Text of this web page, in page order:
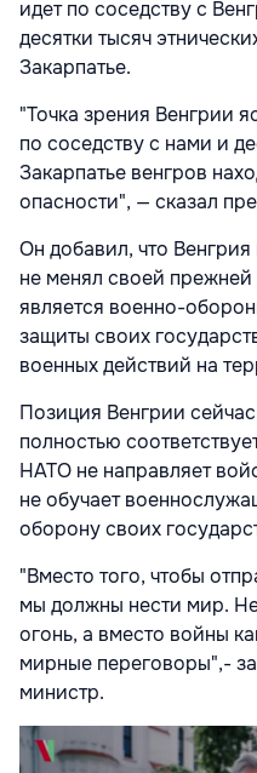
идет по соседству с
десятки тысяч
Закарпатье.
"Точка зрения Венгрии
по соседству с нами и
Закарпатье венгров
опасности", — сказал
Он добавил, что
не менял своей
является военно-
защиты своих
военных действий на
Позиция Венгрии
полностью
НАТО не направляет
не обучает
оборону своих
"Вместо того, чтобы
мы должны нести мир.
огонь, а вместо войны
мирные переговоры",-
министр.